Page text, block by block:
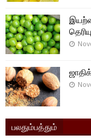
பலதும்பத்தும்